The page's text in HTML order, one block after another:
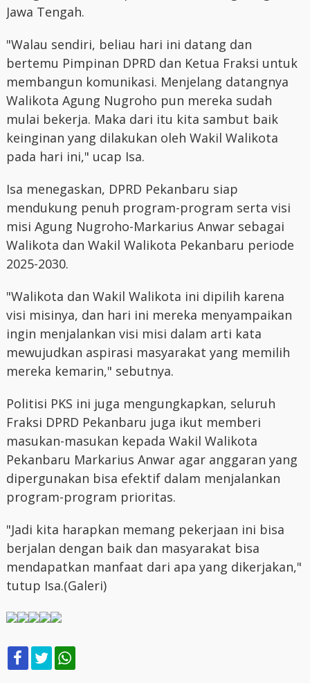
Jawa Tengah.
"Walau sendiri, beliau hari ini datang dan
bertemu Pimpinan DPRD dan Ketua Fraksi untuk
membangun komunikasi. Menjelang datangnya
Walikota Agung Nugroho pun mereka sudah
mulai bekerja. Maka dari itu kita sambut baik
keinginan yang dilakukan oleh Wakil Walikota
pada hari ini," ucap Isa.
Isa menegaskan, DPRD Pekanbaru siap
mendukung penuh program-program serta visi
misi Agung Nugroho-Markarius Anwar sebagai
Walikota dan Wakil Walikota Pekanbaru periode
2025-2030.
"Walikota dan Wakil Walikota ini dipilih karena
visi misinya, dan hari ini mereka menyampaikan
ingin menjalankan visi misi dalam arti kata
mewujudkan aspirasi masyarakat yang memilih
mereka kemarin," sebutnya.
Politisi PKS ini juga mengungkapkan, seluruh
Fraksi DPRD Pekanbaru juga ikut memberi
masukan-masukan kepada Wakil Walikota
Pekanbaru Markarius Anwar agar anggaran yang
dipergunakan bisa efektif dalam menjalankan
program-program prioritas.
"Jadi kita harapkan memang pekerjaan ini bisa
berjalan dengan baik dan masyarakat bisa
mendapatkan manfaat dari apa yang dikerjakan,"
tutup Isa.(Galeri)